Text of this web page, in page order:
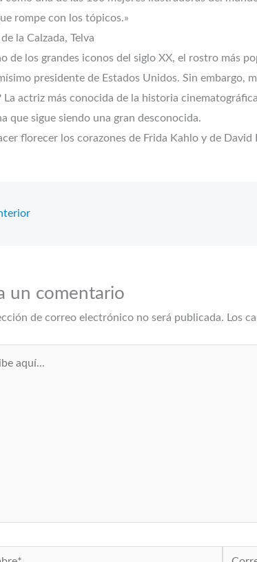
rompe con los tópicos.»
la Calzada, Telva
de los grandes iconos del siglo XX, el rostro más
presidente de Estados Unidos. Sin embargo,
La actriz más conocida de la historia
que sigue siendo una gran desconocida.
florecer los corazones de Frida Kahlo y de
un comentario
de correo electrónico no será publicada. Los
Correo